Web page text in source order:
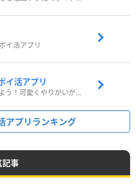
イ活アプリ
イ活アプリ
ペットを育ってポイ活しよう！可愛くやりがいがある新感覚アプリ
アプリランキング
記事